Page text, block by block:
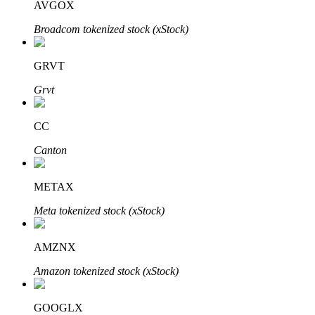
Bloqueos BTR
Inversiones exclusivas para titulares de BTR
Préstamos
AVGOX
Broadcom tokenized stock (xStock)
GRVT
Grvt
CC
Canton
METAX
Meta tokenized stock (xStock)
AMZNX
Amazon tokenized stock (xStock)
GOOGLX